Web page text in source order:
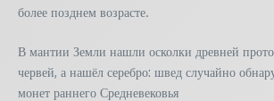
более позднем возрасте.
В мантии Земли нашли осколки древней
червей, а нашёл серебро: швед случайно
монет раннего Средневековья